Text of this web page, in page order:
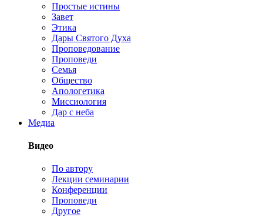
Простые истины
Завет
Этика
Дары Святого Духа
Проповедование
Проповеди
Семья
Общество
Апологетика
Миссиология
Дар с неба
Медиа
Видео
По автору
Лекции семинарии
Конференции
Проповеди
Другое